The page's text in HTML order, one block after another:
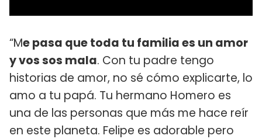
“Me pasa que toda tu familia es un amor
y vos sos mala. Con tu padre tengo
historias de amor, no sé cómo explicarte, lo
amo a tu papá. Tu hermano Homero es
una de las personas que más me hace reír
en este planeta. Felipe es adorable pero